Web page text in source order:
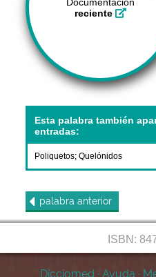
reciente
Esta palabra también
entradas:
Poliquetos;Quelónidos
palabra anterior
ISBN:
Dicciomed · Ayuda ·